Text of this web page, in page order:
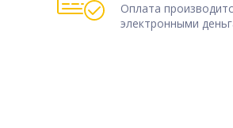
Оплата
электронными